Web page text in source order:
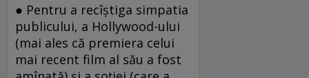
● Pentru a recîștiga simpatia
publicului, a Hollywood-ului
(mai ales că premiera celui
mai recent film al său a fost